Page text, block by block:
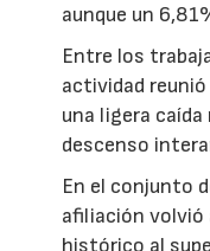
aunque un
Entre los
actividad
una ligera
descenso
En el conjunto
afiliación volvió